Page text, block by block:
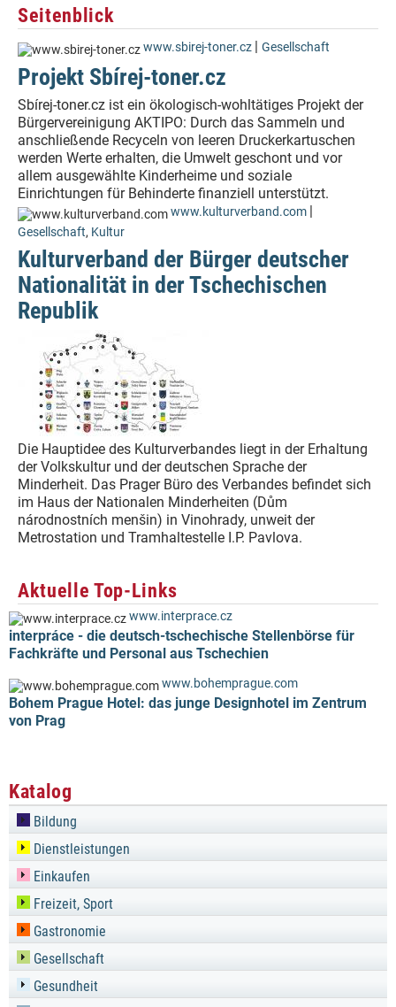
Seitenblick
www.sbirej-toner.cz | Gesellschaft
Projekt Sbírej-toner.cz
Sbírej-toner.cz ist ein ökologisch-wohltätiges Projekt der
Bürgervereinigung AKTIPO: Durch das Sammeln und
anschließende Recyceln von leeren Druckerkartuschen
werden Werte erhalten, die Umwelt geschont und vor
allem ausgewählte Kinderheime und soziale
Einrichtungen für Behinderte finanziell unterstützt.
www.kulturverband.com |
Gesellschaft, Kultur
Kulturverband der Bürger deutscher
Nationalität in der Tschechischen
Republik
Die Hauptidee des Kulturverbandes liegt in der Erhaltung
der Volkskultur und der deutschen Sprache der
Minderheit. Das Prager Büro des Verbandes befindet sich
im Haus der Nationalen Minderheiten (Dům
národnostních menšin) in Vinohrady, unweit der
Metrostation und Tramhaltestelle I.P. Pavlova.
Aktuelle Top-Links
www.interprace.cz
interpráce - die deutsch-tschechische Stellenbörse für
Fachkräfte und Personal aus Tschechien
www.bohemprague.com
Bohem Prague Hotel: das junge Designhotel im Zentrum
von Prag
Katalog
Bildung
Dienstleistungen
Einkaufen
Freizeit, Sport
Gastronomie
Gesellschaft
Gesundheit